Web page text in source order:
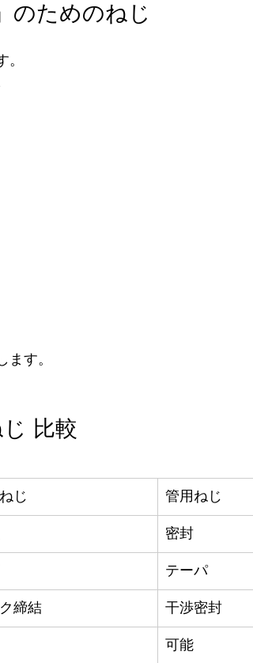
のためのねじ
す。
比較
じ 管用ねじ
密封
テーパ
締結 干渉密封
可能